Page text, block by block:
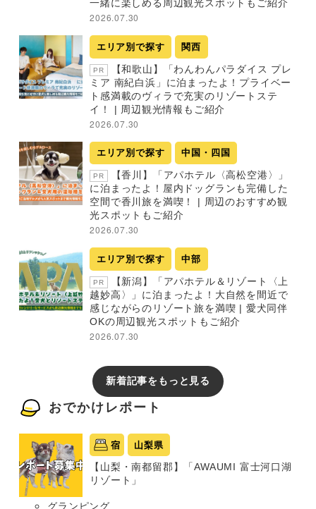
一緒に楽しめる周辺観光スポットもご紹介
2026.07.30
エリア別で探す 関西
PR
【和歌山】「わんわんパラダイス プレ
ミア 南紀白浜」に泊まったよ！プライベー
ト感満載のヴィラで充実のリゾートステ
イ！ | 周辺観光情報もご紹介
2026.07.30
エリア別で探す 中国・四国
PR
【香川】「アパホテル〈高松空港〉」
に泊まったよ！屋内ドッグランも完備した
空間で香川旅を満喫！ | 周辺のおすすめ観
光スポットもご紹介
2026.07.30
エリア別で探す 中部
PR
【新潟】「アパホテル＆リゾート〈上
越妙高〉」に泊まったよ！大自然を間近で
感じながらのリゾート旅を満喫 | 愛犬同伴
OKの周辺観光スポットもご紹介
2026.07.30
新着記事をもっと見る
おでかけレポート
宿 山梨県
【山梨・南都留郡】「AWAUMI 富士河口湖
リゾート」
グランピング